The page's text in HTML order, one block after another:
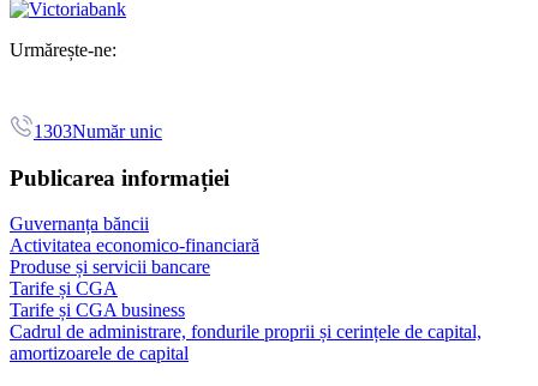
Urmărește-ne:
1303Număr unic
Publicarea informației
Guvernanța băncii
Activitatea economico-financiară
Produse și servicii bancare
Tarife și CGA
Tarife și CGA business
Cadrul de administrare, fondurile proprii și cerințele de capital,
amortizoarele de capital